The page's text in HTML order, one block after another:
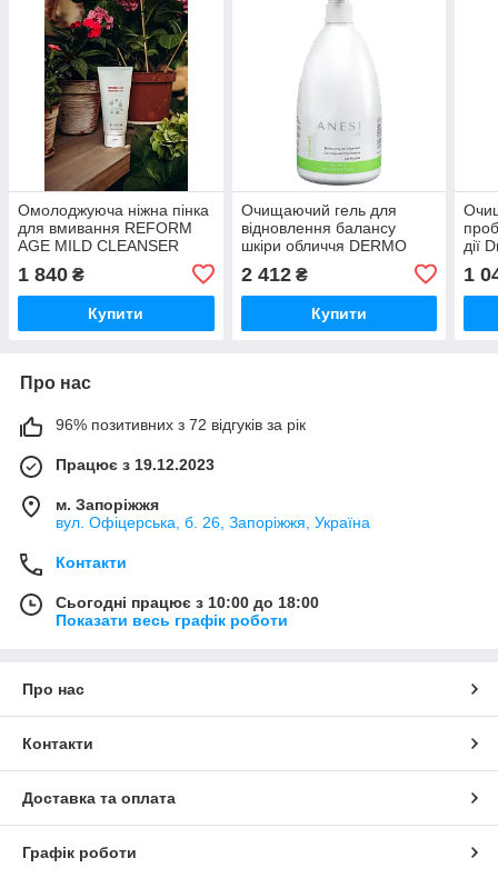
Омолоджуюча ніжна пінка
для вмивання REFORM
AGE MILD CLEANSER
1 840 ₴
Купити
Очищаючий гель для
відновлення балансу
шкіри обличчя DERMO
CLEANSER ANESI LAB 500
мл
2 412₴
Купити
дії
1
Про нас
96% позитивних з 72 відгуків за рік
Працює з 19.12.2023
м. Запоріжжя
вул. Офіцерська, б. 26, Запоріжжя, Україна
Контакти
Сьогодні працює з 10:00 до 18:00
Показати весь графік роботи
Про нас
Контакти
Доставка та оплата
Графік роботи